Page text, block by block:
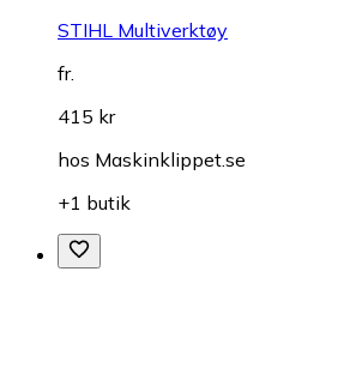
STIHL Multiverktøy
fr.
415 kr
hos Maskinklippet.se
+1 butik